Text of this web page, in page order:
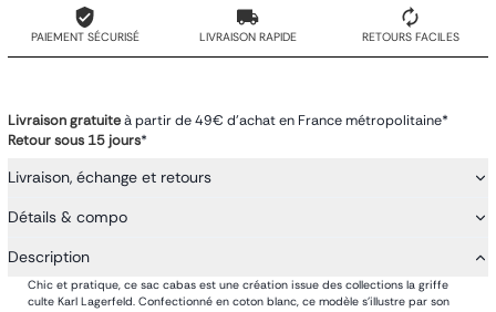
PAIEMENT SÉCURISÉ LIVRAISON RAPIDE RETOURS FACILES
Livraison gratuiteà partir de 49€ d'achat en France métropolitaine*
Retour sous 15 jours*
Livraison, échange et retours
Détails & compo
Description
Chic et pratique, ce sac cabas est une création issue des collections la griffe
culte Karl Lagerfeld. Confectionné en coton blanc, ce modèle s'illustre par son